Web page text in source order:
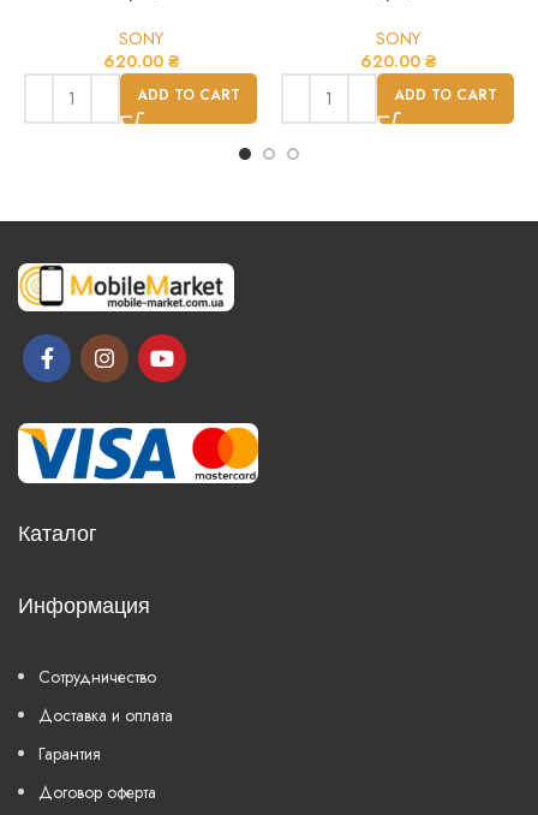
SONY
620.00 ₴
ADD TO CART
SONY
620.00 ₴
ADD TO CART
Каталог
Информация
Сотрудничество
Доставка и оплата
Гарантия
Договор оферта